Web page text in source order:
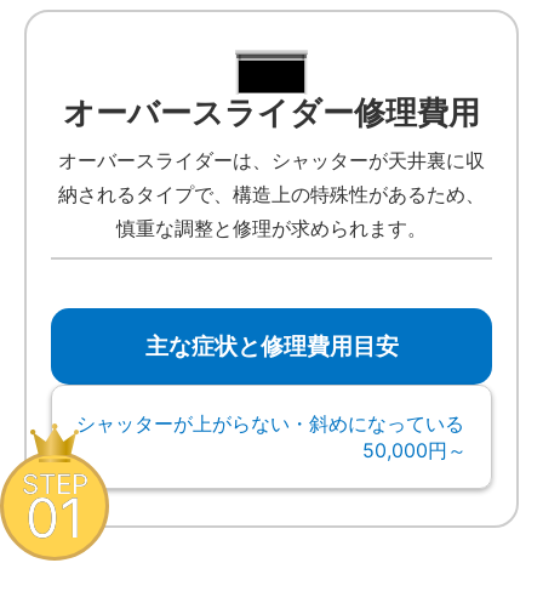
オーバースライダー修理費用
オーバースライダーは、シャッターが天井裏に収
納されるタイプで、構造上の特殊性があるため、
慎重な調整と修理が求められます。
主な症状と修理費用目安
シャッターが上がらない・斜めになっている
50,000円～
STEP
01